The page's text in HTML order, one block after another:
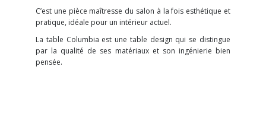
C’est une pièce maîtresse du salon à la fois esthétique et
pratique, idéale pour un intérieur actuel.
La table Columbia est une table design qui se distingue
par la qualité de ses matériaux et son ingénierie bien
pensée.